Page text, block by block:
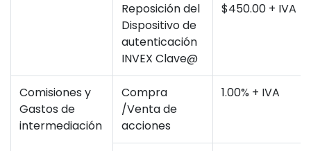
Reposición del
Dispositivo de
autenticación
INVEX Clave@
$450.00 + IVA
Comisiones y
Gastos de
intermediación
Compra
/Venta de
acciones
1.00% + IVA